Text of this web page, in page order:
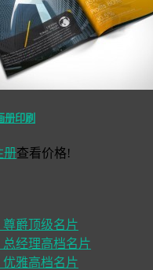
册印刷
册查看价格!
爵顶级名片
总经理高档名片
优雅高档名片